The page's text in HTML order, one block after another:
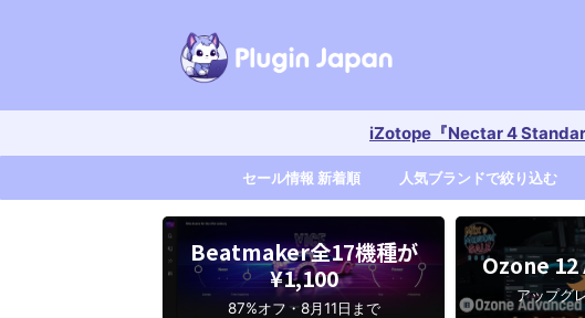
iZotope『Nectar 4
セール情報 新着順 人気ブランドで絞り込む
Beatmaker全17機種が
¥1,100
87%オフ・8月11日まで
Ozone 12
アップグ